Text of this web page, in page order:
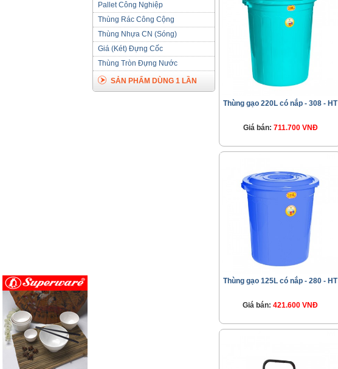
Pallet Công Nghiệp
Thùng Rác Công Cộng
Thùng Nhựa CN (Sóng)
Giá (Két) Đựng Cốc
Thùng Tròn Đựng Nước
SẢN PHẨM DÙNG 1 LẦN
Thùng gạo 220L có nắp - 308 - HT
Giá bán: 711.700 VNĐ
Thùng gạo 125L có nắp - 280 - HT
Giá bán: 421.600 VNĐ